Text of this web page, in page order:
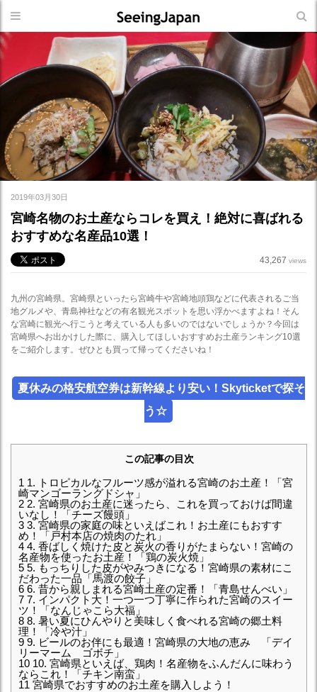
2019年03月30日
宮崎名物のお土産ならコレを買え！絶対に喜ばれる
おすすめな名産品10選！
43,267 views
九州の宮崎県。宮崎県といったら宮崎牛や宮崎地頭鶏などに代表されるご当
地グルメや、青島神社などの有名観光スポットを思い浮かべますよね！そん
な宮崎に観光へ行こうと考えている人も多いのではないでしょうか？今回は
宮崎県へお出かけした際に、購入してほしいおすすめお土産ランキング10選
をご紹介します。ぜひとも買って帰ってくださいね！
夏休みの格安航空券は新幹線より安い！Skyticketで探そ
う☆
この記事の目次
1 1. トロピカルなフルーツ感が溢れる宮崎のお土産！「宮
崎マンゴーラングドシャ」
2 2. 宮崎県のお土産に迷ったら、これを買っておけば間違
いなし！「チーズ饅頭」
3 3. 宮崎県の家庭の味といえばこれ！お土産にもおすす
め！「戸村本店の焼肉のたれ」
4 4. 香ばしく焼けた皮と炭火の香りがたまらない！宮崎の
名産物を使ったお土産！「鶏の炭火焼」
5 5. もっちりした皮がやみつきになる！宮崎県の素材にこ
だわった一品「馬渡の餃子」
6 6. 昔から親しまれる宮崎土産の定番！「青島せんべい」
7 7. インパクト大！一つ一つ丁寧に作られた宮崎のスイー
ツ！「なんじゃこら大福」
8 8. 暑い夏にひんやりと美味しく食べれる宮崎の郷土料
理！「冷や汁」
9 9. ビールのお伴にも最適！宮崎県の大地の恵み 「デイ
リーマーム ゴボチ」
10 10. 宮崎県といえば、鶏肉！名産物をふんだんに味わう
ならこれ！「チキン南蛮」
11 宮崎県でおすすめのお土産を購入しよう！